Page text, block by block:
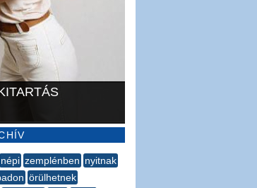
népi zemplénben nyitnak
örülhetnek